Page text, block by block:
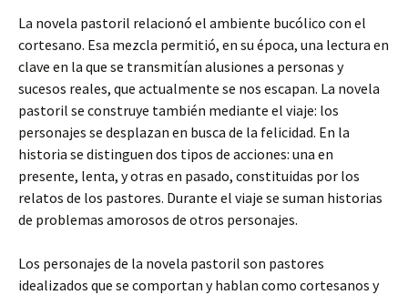
La novela pastoril relacionó el ambiente bucólico con el
cortesano. Esa mezcla permitió, en su época, una lectura en
clave en la que se transmitían alusiones a personas y
sucesos reales, que actualmente se nos escapan. La novela
pastoril se construye también mediante el viaje: los
personajes se desplazan en busca de la felicidad. En la
historia se distinguen dos tipos de acciones: una en
presente, lenta, y otras en pasado, constituidas por los
relatos de los pastores. Durante el viaje se suman historias
de problemas amorosos de otros personajes.
Los personajes de la novela pastoril son pastores
idealizados que se comportan y hablan como cortesanos y